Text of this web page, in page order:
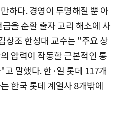
하다. 경영이 투명해질 뿐 아
을 순환 출자 고리 해소에 사
상조 한성대 교수는 "주요 상
압력이 작동할 근본적인 통
말했다. 한·일 롯데 117개
한국 롯데 계열사 8개밖에